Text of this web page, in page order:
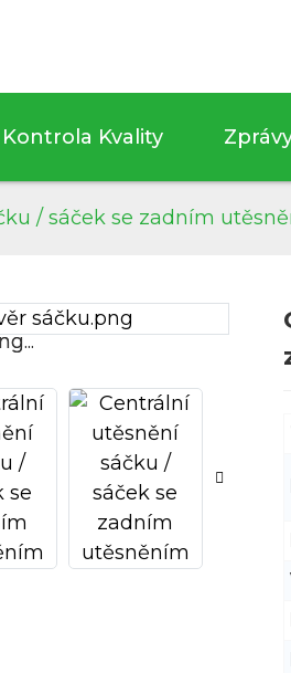
Kontrola Kvality
/ sáček se zadním